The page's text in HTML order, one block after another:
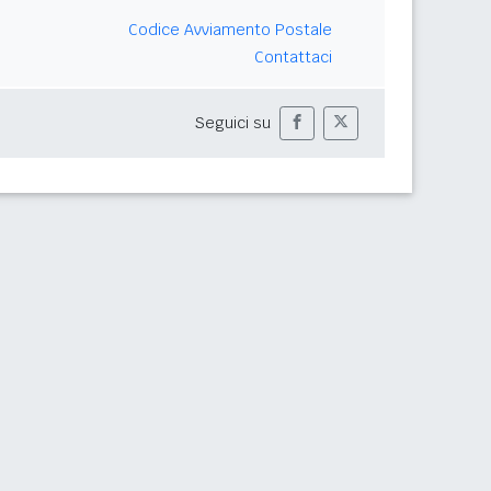
Codice Avviamento Postale
Contattaci
Seguici su